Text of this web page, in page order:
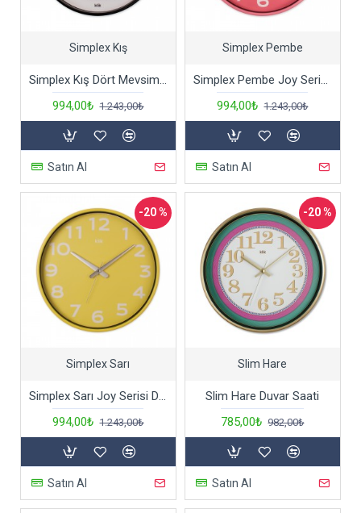
Simplex Kış
Simplex Kış Dört Mevsim Serisi Dekoratif Duvar Saati
994,00₺ 1.243,00₺
Satın Al
Simplex Pembe
Simplex Pembe Joy Serisi Duvar Saati
994,00₺ 1.243,00₺
Satın Al
-20 %
Simplex Sarı
Simplex Sarı Joy Serisi Duvar Saati
994,00₺ 1.243,00₺
Satın Al
-20 %
Slim Hare
Slim Hare Duvar Saati
785,00₺ 982,00₺
Satın Al